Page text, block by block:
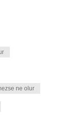
ne olur